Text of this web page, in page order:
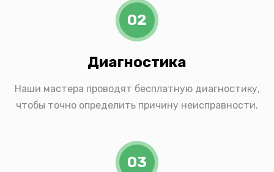
02
Диагностика
Наши мастера проводят бесплатную диагностику,
чтобы точно определить причину неисправности.
03